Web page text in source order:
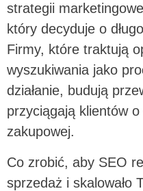
strategii
który decyduje o
Firmy, które traktują
wyszukiwania jako
działanie, budują
przyciągają klientów
zakupowej.
Co zrobić, aby SEO
sprzedaż i skalowało